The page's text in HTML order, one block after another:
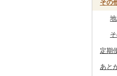
大
そ
券
本
入
そ
和
陶
花
その
定期
あと